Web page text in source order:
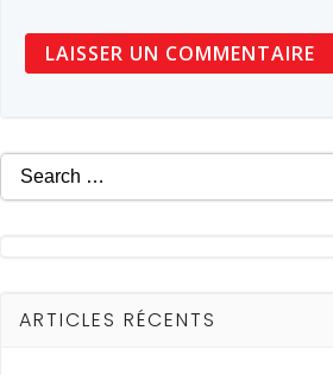
Search
for:
ARTICLES RÉCENTS